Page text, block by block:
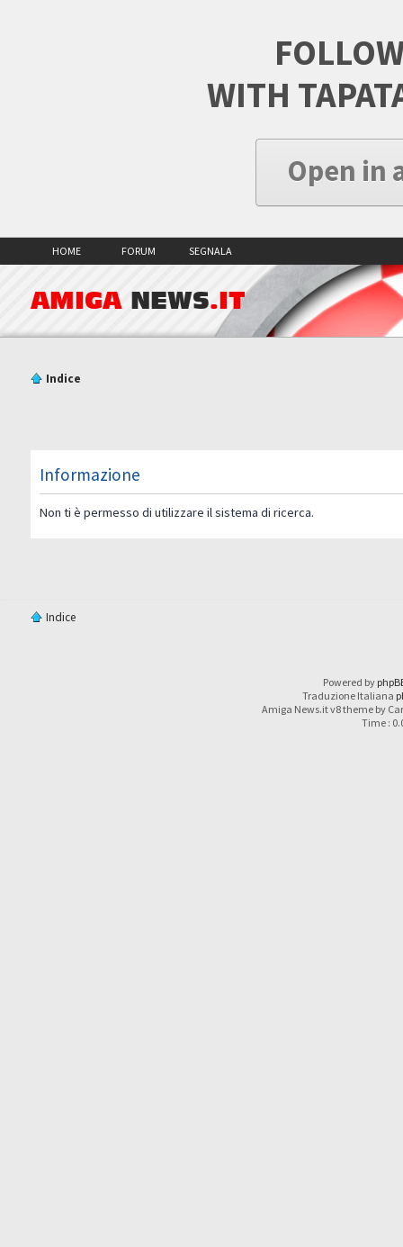
WITH
Open in
HOME FORUM SEGNALA
AMIGA NEWS.IT
Indice
Informazione
Non ti è permesso di utilizzare il sistema di ricerca.
Indice
Powered by
Traduzione Italiana
Amiga News.it v8 theme by
Time :